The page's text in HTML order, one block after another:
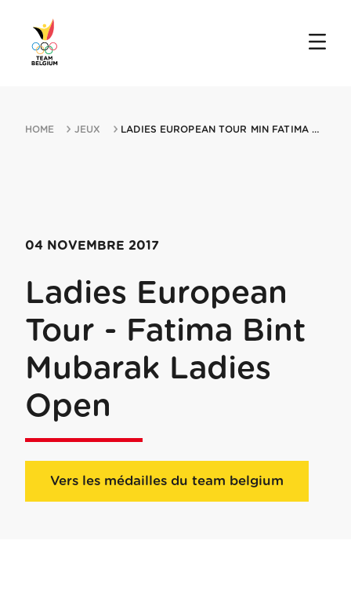
HOME JEUX LADIES EUROPEAN TOUR MIN FATIMA BINT MUBARAK LADIES OPEN 04112017 ABU DHAB...
04 NOVEMBRE 2017
Ladies European
Tour - Fatima Bint
Mubarak Ladies
Open
Vers les médailles du team belgium